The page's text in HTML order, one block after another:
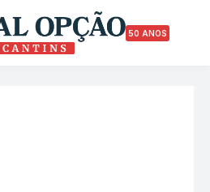
50 ANOS